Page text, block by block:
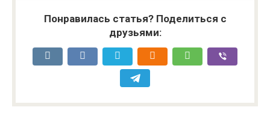
Понравилась статья? Поделиться с
друзьями: